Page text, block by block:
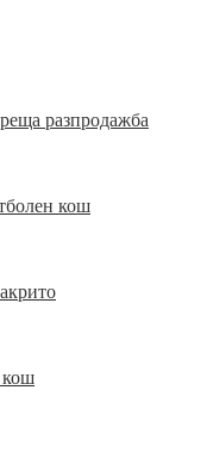
разпродажба
кош
кош